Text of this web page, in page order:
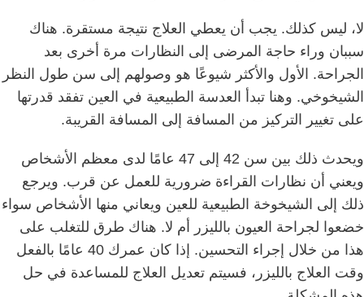
لا، ليس كذلك. يجب أن يعطي العلاج نتيجة مستقرة. هناك
سببان وراء حاجة المرضى إلى النظارات مرة أخرى بعد
الجراحة. الأول والأكثر شيوعًا هو وصولهم إلى سن طول النظر
الشيخوخي. وهنا تبدأ العدسة الطبيعية في العين تفقد قدرتها
على تغيير التركيز من المسافة إلى المسافة القريبة.
ويحدث ذلك بين سن 42 إلى 47 عامًا لدى معظم الأشخاص
ويعني أن نظارات القراءة ضرورية للعمل عن قرب. ويرجع
ذلك إلى الشيخوخة الطبيعية للعين ويعاني منها الأشخاص سواء
خضعوا لجراحة العيون بالليزر أم لا. هناك طرق للتغلب على
هذا من خلال إجراء التحسين.
إذا كان عمرك 40 عامًا بالفعل
وقت العلاج بالليزر، فسيتم تعديل العلاج للمساعدة في حل